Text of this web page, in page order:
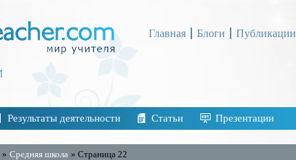
Главная Блоги Публикации
Результаты деятельности Статьи Презентации
» Средняя школа » Страница 22